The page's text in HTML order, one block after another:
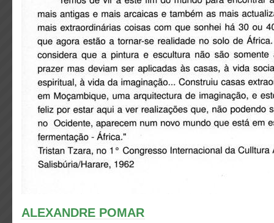
ALEXANDRE POMAR